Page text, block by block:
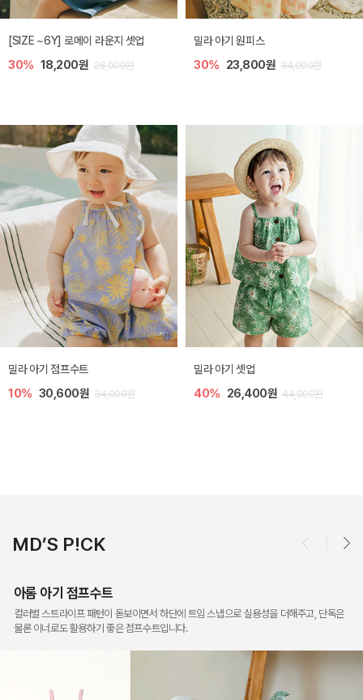
엘리오 아기 블라우스
40% 16,200원 27,000원
엘로디 니트 아기 뷔스티에
40% 16,200원 27,000원
토닉 아기 민소매 티셔츠
20% 11,200원 14,000원
베티 니트 아기 민소매 티셔츠
10% 24,300원 27,000원
MD’S P!CK
아롬 아기 점프수트
컬러별 스트라이프 패턴이 돋보이면서 하단에 트임 스냅으로 실용성을 더해주고, 단독은
물론 이너로도 활용하기 좋은 점프수트입니다.